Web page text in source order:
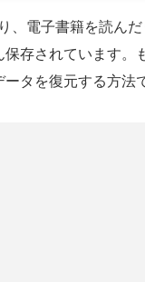
電子書籍を読ん
存されています
タを復元する方法